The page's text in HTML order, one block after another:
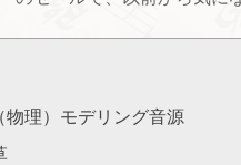
物理）モデリング音源